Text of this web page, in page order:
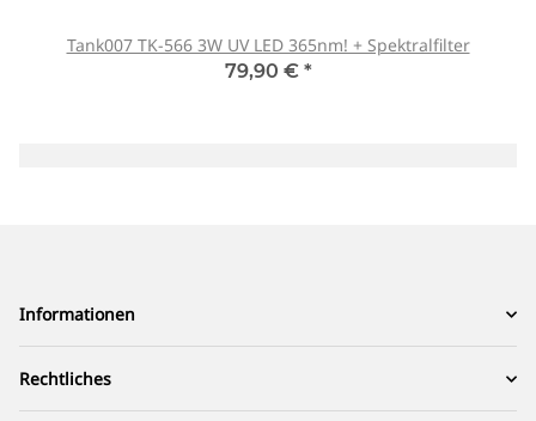
Tank007 TK-566 3W UV LED 365nm! + Spektralfilter
79,90 € *
Informationen
Rechtliches